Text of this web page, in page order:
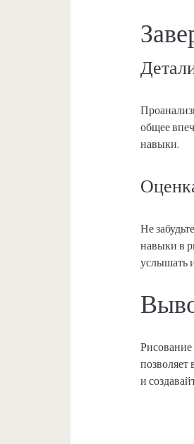
общее
навыки.
Не
навыки в
услышать
Рисование
и